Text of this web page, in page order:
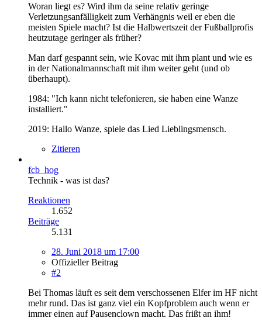
Woran liegt es? Wird ihm da seine relativ geringe
Verletzungsanfälligkeit zum Verhängnis weil er eben die
meisten Spiele macht? Ist die Halbwertszeit der Fußballprofis
heutzutage geringer als früher?
Man darf gespannt sein, wie Kovac mit ihm plant und wie es
in der Nationalmannschaft mit ihm weiter geht (und ob
überhaupt).
1984: "Ich kann nicht telefonieren, sie haben eine Wanze
installiert."
2019: Hallo Wanze, spiele das Lied Lieblingsmensch.
Zitieren
fcb_hog
Technik - was ist das?
Reaktionen
1.652
Beiträge
5.131
28. Juni 2018 um 17:00
Offizieller Beitrag
#2
Bei Thomas läuft es seit dem verschossenen Elfer im HF nicht
mehr rund. Das ist ganz viel ein Kopfproblem auch wenn er
immer einen auf Pausenclown macht. Das frißt an ihm!